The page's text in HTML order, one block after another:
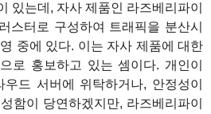
있는데, 자사 제품인 라즈베리파이
스터로 구성하여 트래픽을 분산시
중에 있다. 이는 자사 제품에 대한
로 홍보하고 있는 셈이다. 개인이
드 서버에 위탁하거나, 안정성이
함이 당연하겠지만, 라즈베리파이